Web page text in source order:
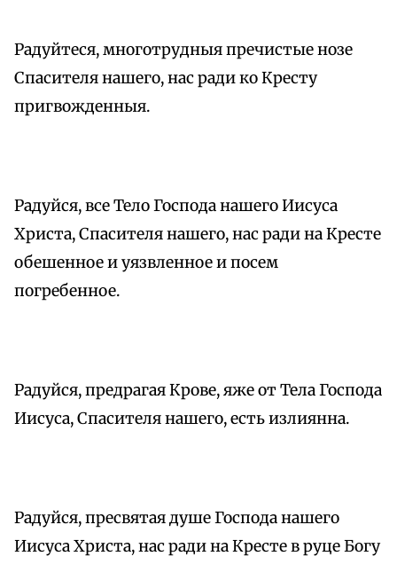
Радуйтеся, многотрудныя пречистые нозе
Спасителя нашего, нас ради ко Кресту
пригвожденныя.
Радуйся, все Тело Господа нашего Иисуса
Христа, Спасителя нашего, нас ради на Кресте
обешенное и уязвленное и посем
погребенное.
Радуйся, предрагая Крове, яже от Тела Господа
Иисуса, Спасителя нашего, есть излиянна.
Радуйся, пресвятая душе Господа нашего
Иисуса Христа, нас ради на Кресте в руце Богу